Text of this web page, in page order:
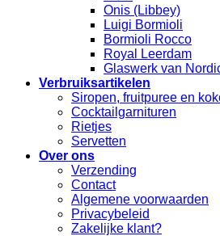
Onis (Libbey)
Luigi Bormioli
Bormioli Rocco
Royal Leerdam
Glaswerk van
Verbruiksartikelen
Siropen, fruitpuree en
Cocktailgarnituren
Rietjes
Servetten
Over ons
Verzending
Contact
Algemene voorwaarden
Privacybeleid
Zakelijke klant?